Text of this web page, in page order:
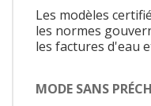
Les modèles
les normes
les factures d'eau
MODE SANS